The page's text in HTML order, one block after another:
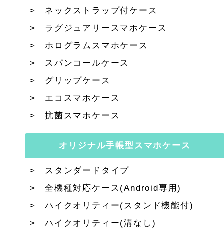
ネックストラップ付ケース
ラグジュアリースマホケース
ホログラムスマホケース
スパンコールケース
グリップケース
エコスマホケース
抗菌スマホケース
オリジナル手帳型スマホケース
スタンダードタイプ
全機種対応ケース(Android専用)
ハイクオリティー(スタンド機能付)
ハイクオリティー(溝なし)